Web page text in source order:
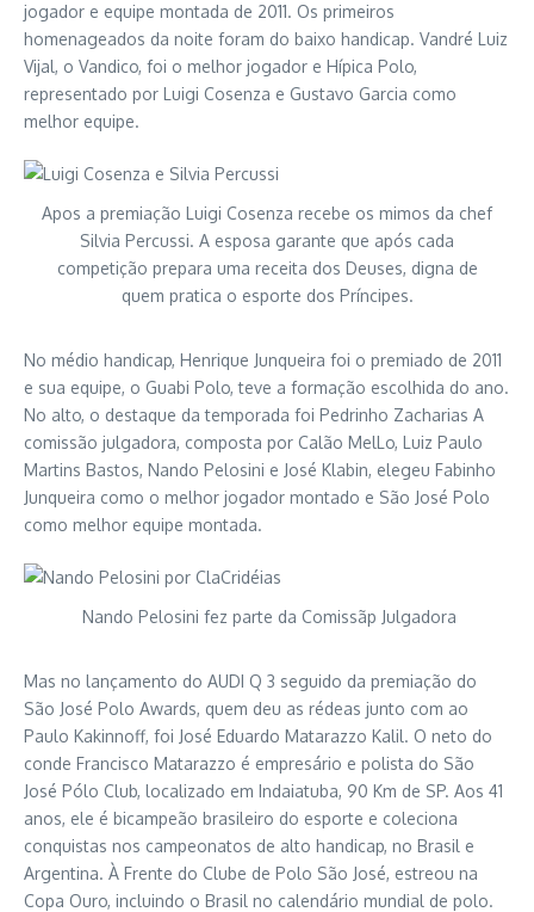
jogador e equipe montada de 2011. Os primeiros
homenageados da noite foram do baixo handicap. Vandré Luiz
Vijal, o Vandico, foi o melhor jogador e Hípica Polo,
representado por Luigi Cosenza e Gustavo Garcia como
melhor equipe.
Apos a premiação Luigi Cosenza recebe os mimos da chef
Silvia Percussi. A esposa garante que após cada
competição prepara uma receita dos Deuses, digna de
quem pratica o esporte dos Príncipes.
No médio handicap, Henrique Junqueira foi o premiado de 2011
e sua equipe, o Guabi Polo, teve a formação escolhida do ano.
No alto, o destaque da temporada foi Pedrinho Zacharias A
comissão julgadora, composta por Calão MelLo, Luiz Paulo
Martins Bastos, Nando Pelosini e José Klabin, elegeu Fabinho
Junqueira como o melhor jogador montado e São José Polo
como melhor equipe montada.
Nando Pelosini fez parte da Comissãp Julgadora
Mas no lançamento do AUDI Q 3 seguido da premiação do
São José Polo Awards, quem deu as rédeas junto com ao
Paulo Kakinnoff, foi José Eduardo Matarazzo Kalil. O neto do
conde Francisco Matarazzo é empresário e polista do São
José Pólo Club, localizado em Indaiatuba, 90 Km de SP. Aos 41
anos, ele é bicampeão brasileiro do esporte e coleciona
conquistas nos campeonatos de alto handicap, no Brasil e
Argentina. À Frente do Clube de Polo São José, estreou na
Copa Ouro, incluindo o Brasil no calendário mundial de polo.